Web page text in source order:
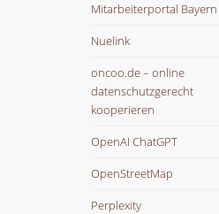
Mitarbeiterportal Bayern
Nuelink
oncoo.de – online
datenschutzgerecht
kooperieren
OpenAI ChatGPT
OpenStreetMap
Perplexity